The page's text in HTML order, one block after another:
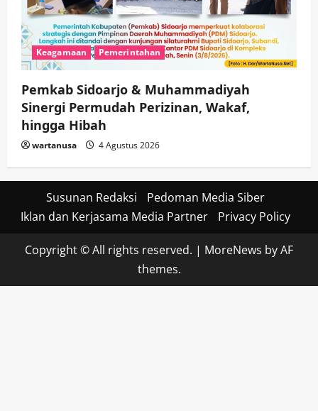
Keagamaan Pemerintahan
Pemkab Sidoarjo & Muhammadiyah
Sinergi Permudah Perizinan, Wakaf,
hingga Hibah
wartanusa 4 Agustus 2026
Susunan Redaksi
Pedoman Media Siber
Iklan dan Kerjasama Media Partner
Privacy Policy
Copyright © All rights reserved. | MoreNews by AF
themes.